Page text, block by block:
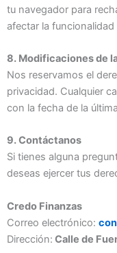
tu navegador para
afectar la
8. Modificaciones de
Nos reservamos el
privacidad. Cualquier
con la fecha de la
9. Contáctanos
Si tienes alguna
deseas ejercer tus
Credo Finanzas
Correo electrónico:
Dirección: Calle de